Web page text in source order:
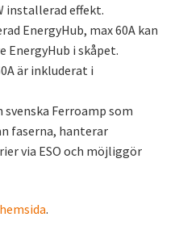
installerad effekt.
EnergyHub, max 60A kan
i skåpet.
är inkluderat i
Ferroamp som
faserna, hanterar
via ESO och möjliggör
.